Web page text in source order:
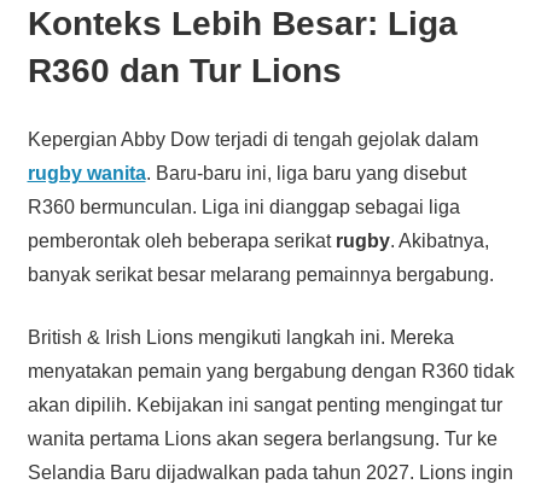
Konteks Lebih Besar: Liga
R360 dan Tur Lions
Kepergian Abby Dow terjadi di tengah gejolak dalam
rugby wanita. Baru-baru ini, liga baru yang disebut
R360 bermunculan. Liga ini dianggap sebagai liga
pemberontak oleh beberapa serikat rugby. Akibatnya,
banyak serikat besar melarang pemainnya bergabung.
British & Irish Lions mengikuti langkah ini. Mereka
menyatakan pemain yang bergabung dengan R360 tidak
akan dipilih. Kebijakan ini sangat penting mengingat tur
wanita pertama Lions akan segera berlangsung. Tur ke
Selandia Baru dijadwalkan pada tahun 2027. Lions ingin